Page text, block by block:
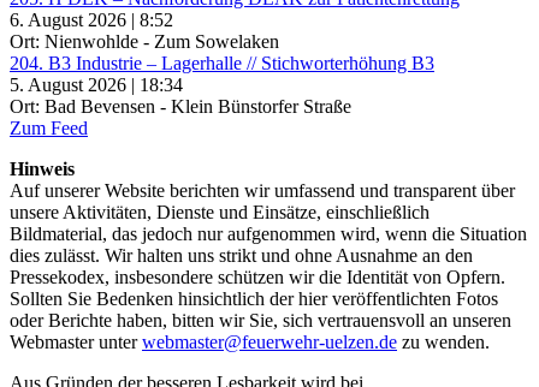
6. August 2026 | 8:52
Ort: Nienwohlde - Zum Sowelaken
204. B3 Industrie – Lagerhalle // Stichworterhöhung B3
5. August 2026 | 18:34
Ort: Bad Bevensen - Klein Bünstorfer Straße
Zum Feed
Hinweis
Auf unserer Website berichten wir umfassend und transparent über
unsere Aktivitäten, Dienste und Einsätze, einschließlich
Bildmaterial, das jedoch nur aufgenommen wird, wenn die Situation
dies zulässt. Wir halten uns strikt und ohne Ausnahme an den
Pressekodex, insbesondere schützen wir die Identität von Opfern.
Sollten Sie Bedenken hinsichtlich der hier veröffentlichten Fotos
oder Berichte haben, bitten wir Sie, sich vertrauensvoll an unseren
Webmaster unterwebmaster@feuerwehr-uelzen.de zu wenden.